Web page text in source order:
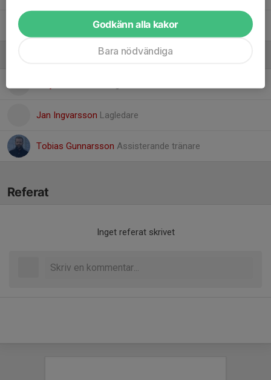
Jan Ingvarsson Lagledare
Tobias Gunnarsson Assisterande tränare
Referat
Inget referat skrivet
Godkänn alla kakor
Bara nödvändiga